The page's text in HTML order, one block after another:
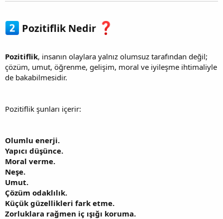
Pozitiflik Nedir
Pozitiflik, insanın olaylara yalnız olumsuz tarafından değil;
çözüm, umut, öğrenme, gelişim, moral ve iyileşme ihtimaliyle
de bakabilmesidir.
Pozitiflik şunları içerir:
Olumlu enerji.
Yapıcı düşünce.
Moral verme.
Neşe.
Umut.
Çözüm odaklılık.
Küçük güzellikleri fark etme.
Zorluklara rağmen iç ışığı koruma.